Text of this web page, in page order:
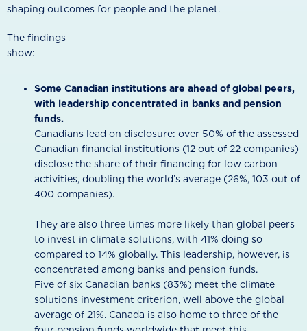
shaping outcomes for people and the planet.
The findings
show:
Some Canadian institutions are ahead of global peers,
with leadership concentrated in banks and pension
funds.
Canadians lead on disclosure: over 50% of the assessed
Canadian financial institutions (12 out of 22 companies)
disclose the share of their financing for low carbon
activities, doubling the world’s average (26%, 103 out of
400 companies).
They are also three times more likely than global peers
to invest in climate solutions, with 41% doing so
compared to 14% globally. This leadership, however, is
concentrated among banks and pension funds.
Five of six Canadian banks (83%) meet the climate
solutions investment criterion, well above the global
average of 21%. Canada is also home to three of the